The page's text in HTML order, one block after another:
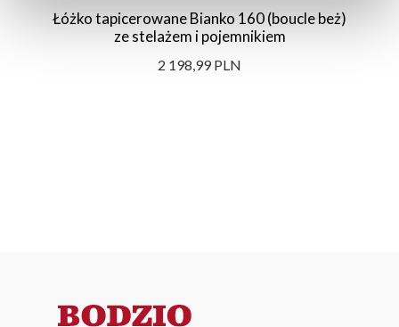
Łóżko tapicerowane Bianko 160 (boucle beż)
ze stelażem i pojemnikiem
2 198,99 PLN